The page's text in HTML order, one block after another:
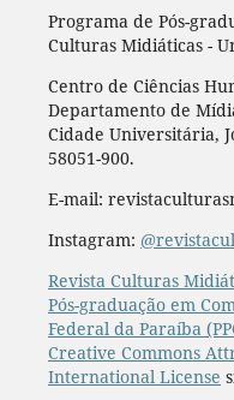
Programa de Pós-
Culturas Midiáticas -
Centro de Ciências
Departamento de
Cidade Universitária,
58051-900.
E-mail:
Instagram:
Revista Culturas
Pós-graduação em
Federal da Paraíba
Creative Commons
International License